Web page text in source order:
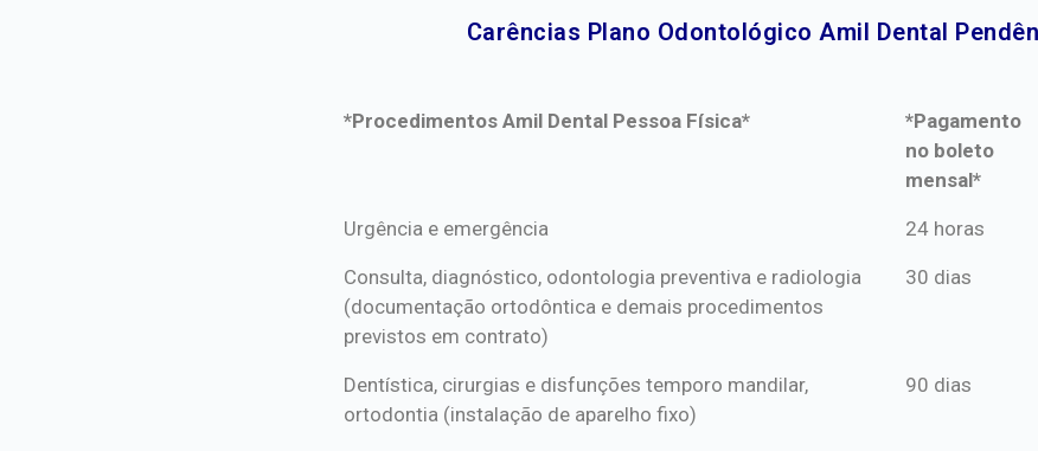
Carências Plano Odontológico Amil Dental
*Procedimentos Amil Dental Pessoa Física*
*Pagamento
no boleto
mensal*
*Procedimentos Amil Dental Pessoa Física*
*Pagamento
mensal*
Urgência e emergência 24 horas
Consulta, diagnóstico, odontologia preventiva e radiologia
(documentação ortodôntica e demais procedimentos
previstos em contrato)
30 dias
Dentística, cirurgias e disfunções temporo mandilar,
ortodontia (instalação de aparelho fixo)
90 dias